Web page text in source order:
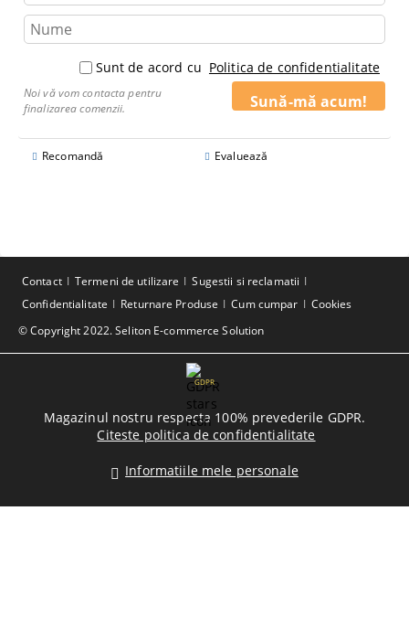
Sunt de acord cu Politica de confidentialitate
Noi vă vom contacta pentru
finalizarea comenzii.
Recomandă Evaluează
© Copyright 2022. Seliton E-commerce Solution
Contact Termeni de utilizare
Sugestii si reclamatii
Confidentialitate
Returnare Produse Cum cumpar Cookies
GDPR
Magazinul nostru respecta 100% prevederile GDPR.
Citeste politica de confidentialitate
Informatiile mele personale